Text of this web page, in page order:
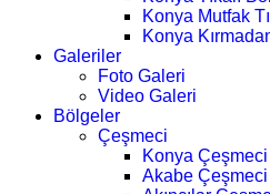
Konya Mutfak
Konya
Galeriler
Foto Galeri
Video Galeri
Bölgeler
Çeşmeci
Konya Çeşmeci
Akabe Çeşmeci